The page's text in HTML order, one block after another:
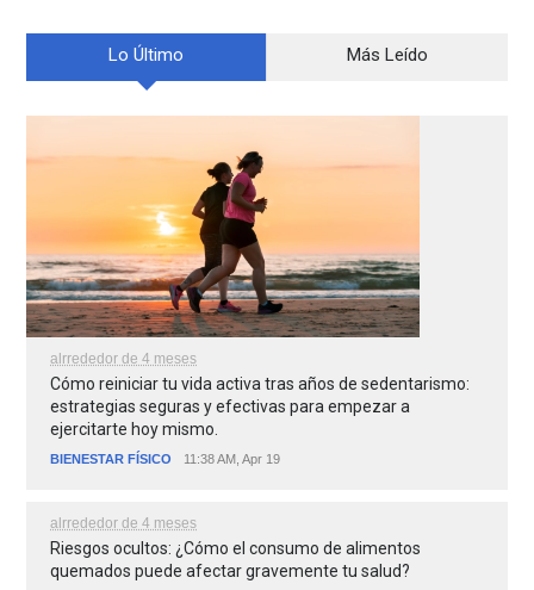
Lo Último Más Leído
alrrededor de 4 meses
Cómo reiniciar tu vida activa tras años de sedentarismo:
estrategias seguras y efectivas para empezar a
ejercitarte hoy mismo.
BIENESTAR FÍSICO 11:38 AM, Apr 19
alrrededor de 4 meses
Riesgos ocultos: ¿Cómo el consumo de alimentos
quemados puede afectar gravemente tu salud?